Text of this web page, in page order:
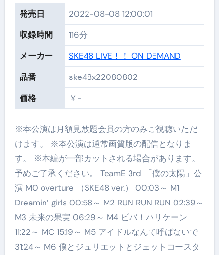
発売日
2022-08-08 12:00:01
収録時間
116分
メーカー
SKE48 LIVE！！ ON DEMAND
品番
ske48x22080802
価格
￥-
※本公演は月額見放題会員の方のみご視聴いただ
けます。 ※本公演は通常画質版の配信となりま
す。 ※本編が一部カットされる場合があります。
予めご了承ください。 TeamE 3rd 「僕の太陽」公
演 M0 overture （SKE48 ver.） 00:03～ M1
Dreamin’ girls 00:58～ M2 RUN RUN RUN 02:39～
M3 未来の果実 06:29～ M4 ビバ！ハリケーン
11:22～ MC 15:19～ M5 アイドルなんて呼ばないで
31:24～ M6 僕とジュリエットとジェットコースタ